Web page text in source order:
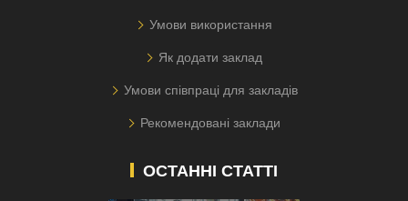
Умови використання
Як додати заклад
Умови співпраці для закладів
Рекомендовані заклади
ОСТАННІ СТАТТІ